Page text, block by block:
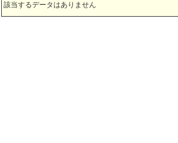
該当するデータはありません